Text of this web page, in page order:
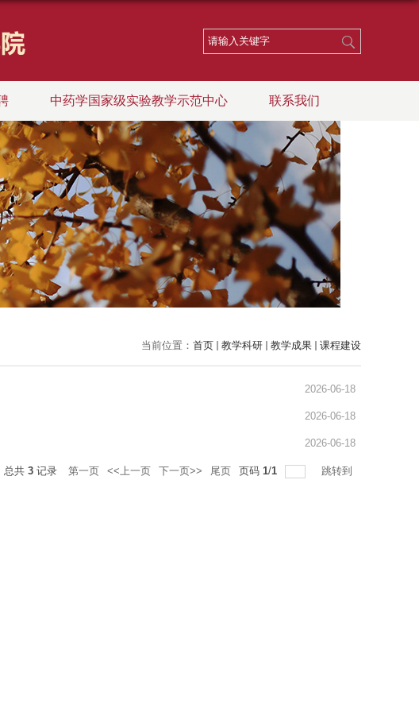
中药学国家级实验教学示范中心 联系我们
当前位置： 首页 教学科研 教学成果 课程建设
2026-06-18
2026-06-18
2026-06-18
总共 3 记录 第一页 <<上一页 下一页>> 尾页 页码 1/1 跳转到